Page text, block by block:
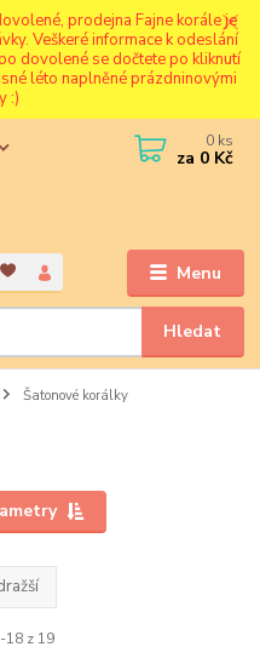
prodejna Fajne korále je
Veškeré informace k odeslání
dovolené se dočtete po kliknutí
léto naplněné prázdninovými
:)
Menu
Hledat
0 ks
za 0 Kč
Šatonové korálky
18 z 19